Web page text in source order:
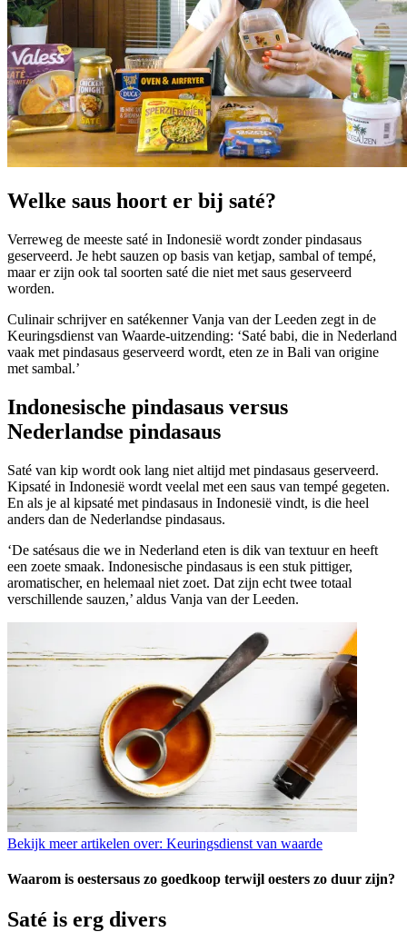
Welke saus hoort er bij saté?
Verreweg de meeste saté in Indonesië wordt zonder pindasaus
geserveerd. Je hebt sauzen op basis van ketjap, sambal of tempé,
maar er zijn ook tal soorten saté die niet met saus geserveerd
worden.
Culinair schrijver en satékenner Vanja van der Leeden zegt in de
Keuringsdienst van Waarde-uitzending: ‘Saté babi, die in Nederland
vaak met pindasaus geserveerd wordt, eten ze in Bali van origine
met sambal.’
Indonesische pindasaus versus
Nederlandse pindasaus
Saté van kip wordt ook lang niet altijd met pindasaus geserveerd.
Kipsaté in Indonesië wordt veelal met een saus van tempé gegeten.
En als je al kipsaté met pindasaus in Indonesië vindt, is die heel
anders dan de Nederlandse pindasaus.
‘De satésaus die we in Nederland eten is dik van textuur en heeft
een zoete smaak. Indonesische pindasaus is een stuk pittiger,
aromatischer, en helemaal niet zoet. Dat zijn echt twee totaal
verschillende sauzen,’ aldus Vanja van der Leeden.
Bekijk meer artikelen over: Keuringsdienst van waarde
Waarom is oestersaus zo goedkoop terwijl oesters zo duur zijn?
Saté is erg divers